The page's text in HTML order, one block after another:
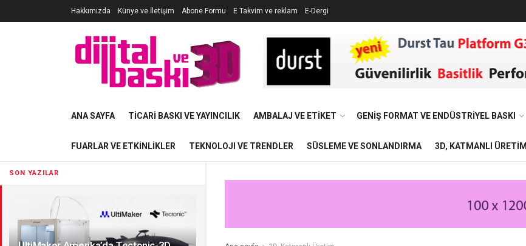
SON YAZILAR
Hakkımızda Künye ve İletişim Abone Formu E Takvim ve reklam E-Dergi
ANA SAYFA TICARI BASKI VE YAYINCILIK AMBALAJ VE ETIKET GENIŞ FORMAT VE ENDÜSTRIYEL BASKI
FUARLAR VE ETKINLIKLER TEKNOLOJI VE TRENDLER SÜSLEME VE SONLANDIRMA 3D, KATMANLI ÜRETIM